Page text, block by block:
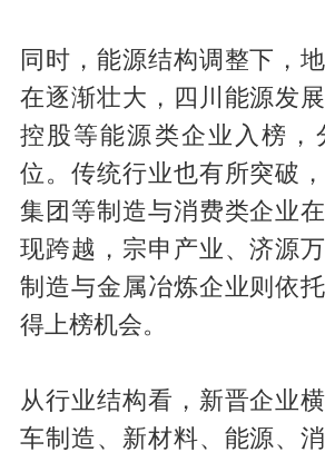
同时，能源结构调整下，
在逐渐壮大，四川能源发
控股等能源类企业入榜，
位。传统行业也有所突破
集团等制造与消费类企业
现跨越，宗申产业、济源
制造与金属冶炼企业则依
得上榜机会。
从行业结构看，新晋企业
车制造、新材料、能源、